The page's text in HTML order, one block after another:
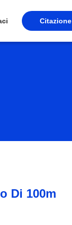
Citazione
Di 100m